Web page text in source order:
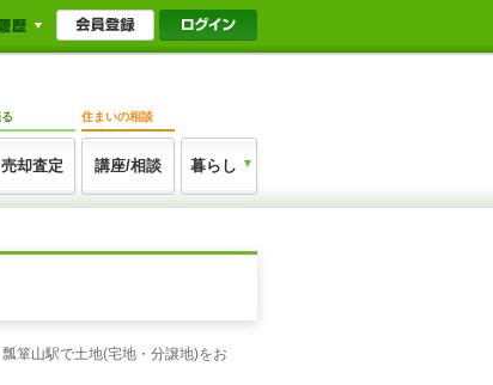
売却査定
住まいの相談
講座/相談 暮らし
箪山駅で土地(宅地・分譲地)をお